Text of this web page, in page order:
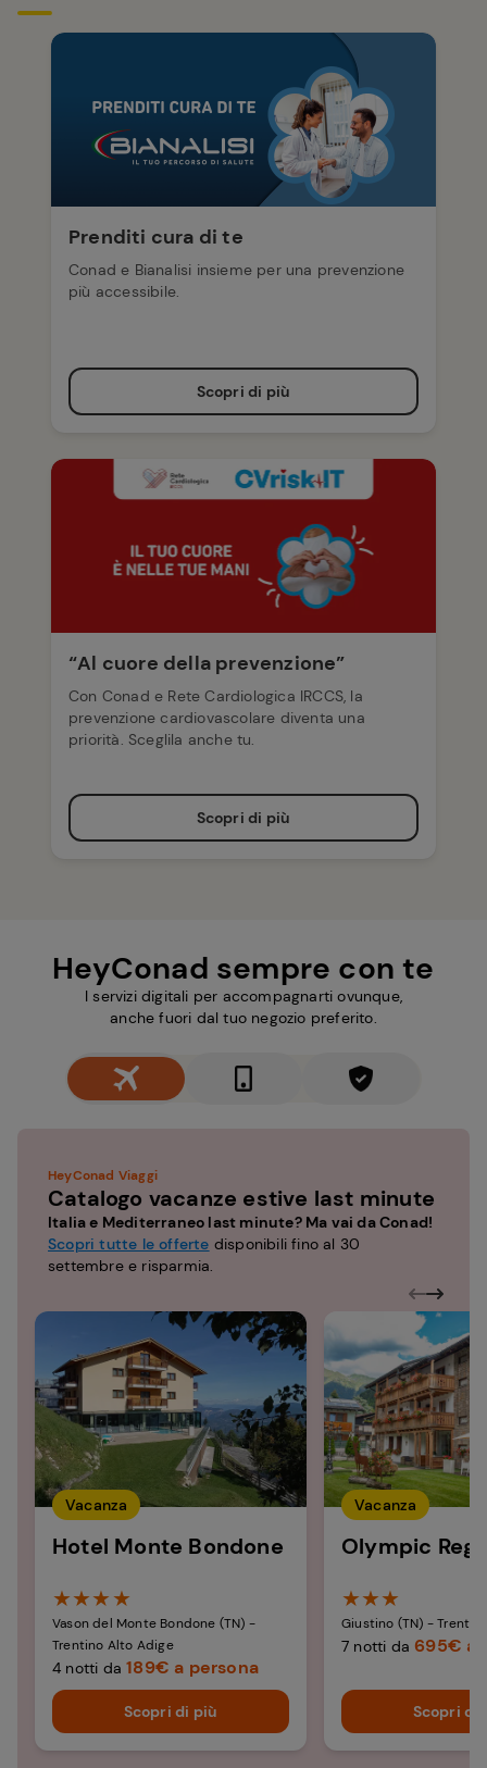
Prenditi cura di te
Conad e Bianalisi insieme per una prevenzione
più accessibile.
Scopri di più
“Al cuore della prevenzione”
Con Conad e Rete Cardiologica IRCCS, la
prevenzione cardiovascolare diventa una
priorità. Sceglila anche tu.
Scopri di più
HeyConad sempre con te
I servizi digitali per accompagnarti ovunque,
anche fuori dal tuo negozio preferito.
HeyConad Viaggi
Catalogo vacanze estive last minute
Italia e Mediterraneo last minute? Ma vai da Conad!
Scopri tutte le offerte disponibili fino al 30
settembre e risparmia.
Vacanza
Hotel Monte Bondone​
★★★★
Vason del Monte Bondone (TN) -
Trentino Alto Adige
4 notti da189€ a persona
Scopri di più
Vacanza
Olympic
★★★
Giustino (TN) -
7 notti da695€ a
Scopri di